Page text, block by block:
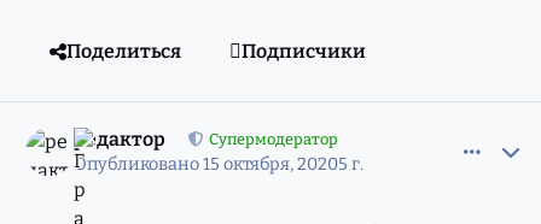
Поделиться Подписчики
редактор Супермодератор
Опубликовано15 октября, 20205 г.